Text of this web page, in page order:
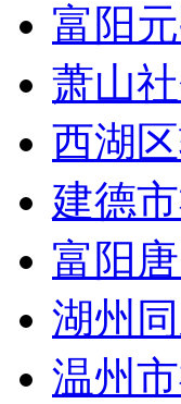
富阳
萧山
西湖
建德
富阳
湖州
温州